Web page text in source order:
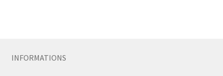
INFORMATIONS